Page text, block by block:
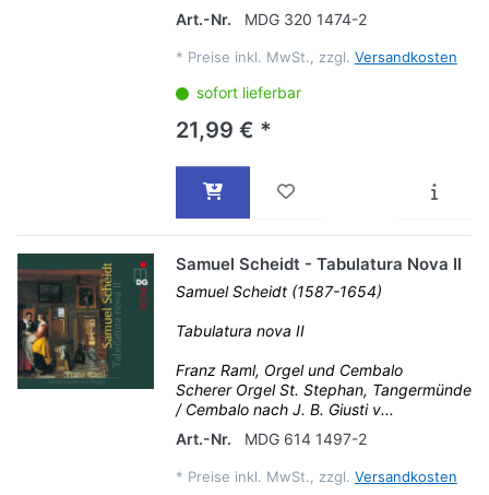
Art.-Nr.
MDG 320 1474-2
* Preise inkl. MwSt., zzgl. Versandkosten
sofort lieferbar
21,99 € *
Samuel Scheidt - Tabulatura Nova II
Samuel Scheidt (1587-1654)
Tabulatura nova II
Franz Raml, Orgel und Cembalo
Scherer Orgel St. Stephan, Tangermünde
/ Cembalo nach J. B. Giusti v...
Art.-Nr.
MDG 614 1497-2
* Preise inkl. MwSt., zzgl. Versandkosten